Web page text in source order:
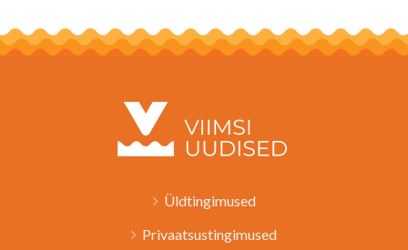
Üldtingimused
Privaatsustingimused